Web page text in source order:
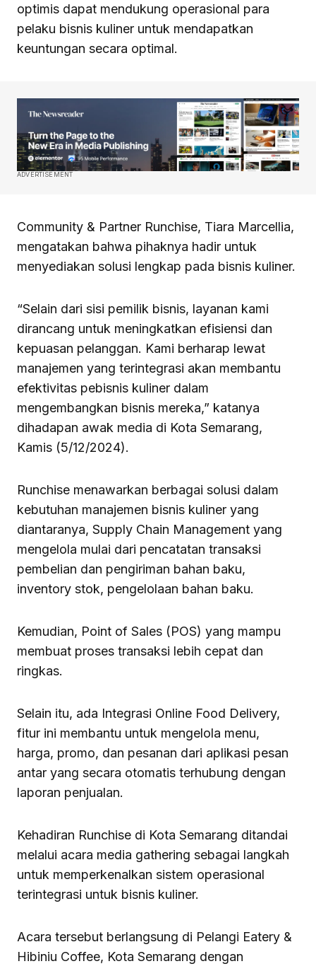
optimis dapat mendukung operasional para
pelaku bisnis kuliner untuk mendapatkan
keuntungan secara optimal.
ADVERTISEMENT
Community & Partner Runchise, Tiara Marcellia,
mengatakan bahwa pihaknya hadir untuk
menyediakan solusi lengkap pada bisnis kuliner.
“Selain dari sisi pemilik bisnis, layanan kami
dirancang untuk meningkatkan efisiensi dan
kepuasan pelanggan. Kami berharap lewat
manajemen yang terintegrasi akan membantu
efektivitas pebisnis kuliner dalam
mengembangkan bisnis mereka,” katanya
dihadapan awak media di Kota Semarang,
Kamis (5/12/2024).
Runchise menawarkan berbagai solusi dalam
kebutuhan manajemen bisnis kuliner yang
diantaranya, Supply Chain Management yang
mengelola mulai dari pencatatan transaksi
pembelian dan pengiriman bahan baku,
inventory stok, pengelolaan bahan baku.
Kemudian, Point of Sales (POS) yang mampu
membuat proses transaksi lebih cepat dan
ringkas.
Selain itu, ada Integrasi Online Food Delivery,
fitur ini membantu untuk mengelola menu,
harga, promo, dan pesanan dari aplikasi pesan
antar yang secara otomatis terhubung dengan
laporan penjualan.
Kehadiran Runchise di Kota Semarang ditandai
melalui acara media gathering sebagai langkah
untuk memperkenalkan sistem operasional
terintegrasi untuk bisnis kuliner.
Acara tersebut berlangsung di Pelangi Eatery &
Hibiniu Coffee, Kota Semarang dengan